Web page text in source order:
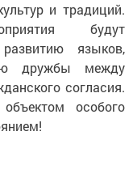
и традиций.
будут
языков,
дружбы между
согласия.
особого